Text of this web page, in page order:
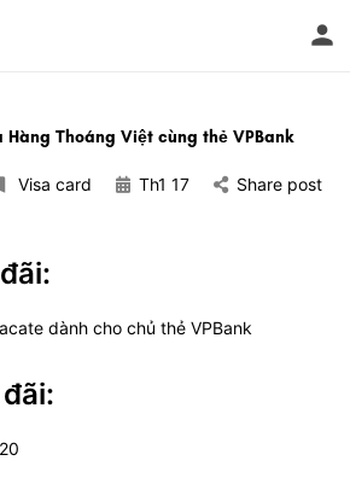
Hàng Thoáng Việt cùng thẻ VPBank
Visa card Th1 17 Share post
dành cho chủ thẻ VPBank